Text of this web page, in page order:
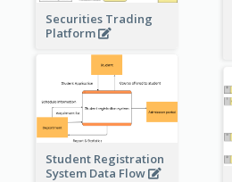
Securities Trading
Platform
Student Registration
System Data Flow